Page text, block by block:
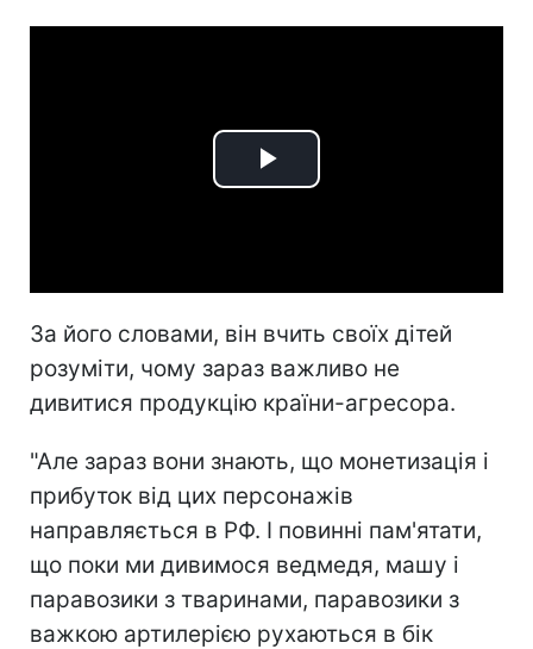
Play
За його словами, він вчить своїх дітей
розуміти, чому зараз важливо не
дивитися продукцію країни-агресора.
"Але зараз вони знають, що монетизація і
прибуток від цих персонажів
направляється в РФ. І повинні пам'ятати,
що поки ми дивимося ведмедя, машу і
паравозики з тваринами, паравозики з
важкою артилерією рухаються в бік